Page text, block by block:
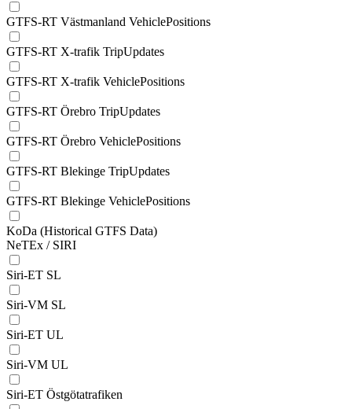
GTFS-RT Västmanland VehiclePositions
GTFS-RT X-trafik TripUpdates
GTFS-RT X-trafik VehiclePositions
GTFS-RT Örebro TripUpdates
GTFS-RT Örebro VehiclePositions
GTFS-RT Blekinge TripUpdates
GTFS-RT Blekinge VehiclePositions
KoDa (Historical GTFS Data)
NeTEx / SIRI
Siri-ET SL
Siri-VM SL
Siri-ET UL
Siri-VM UL
Siri-ET Östgötatrafiken